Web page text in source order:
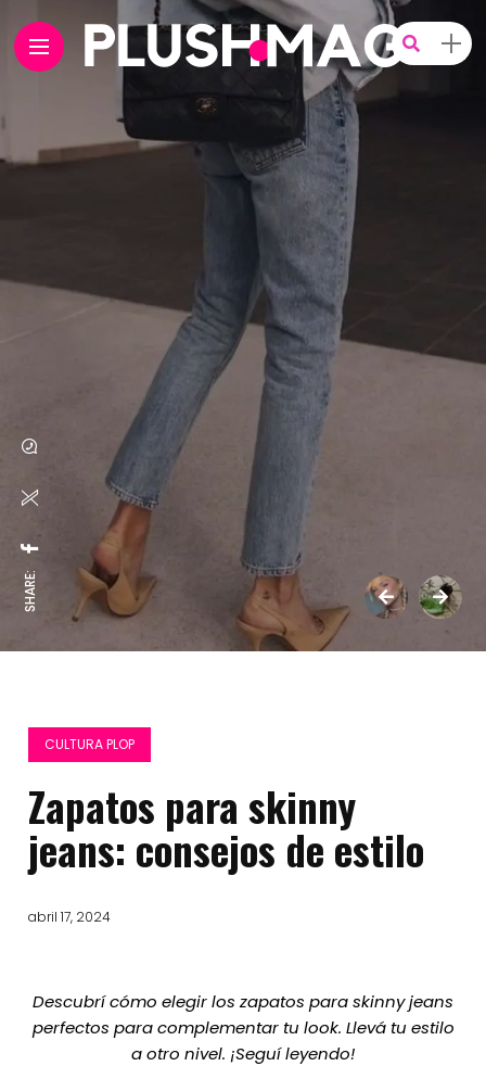
SHARE:
CULTURA PLOP
Zapatos para skinny
jeans: consejos de estilo
abril 17, 2024
Descubrí cómo elegir los zapatos para skinny jeans
perfectos para complementar tu look. Llevá tu estilo
a otro nivel. ¡Seguí leyendo!